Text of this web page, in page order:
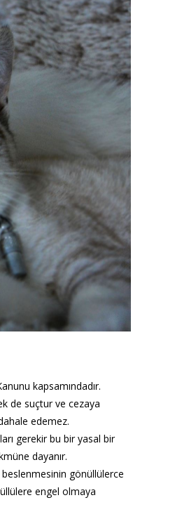
kapsamındadır.
de suçtur ve cezaya
edemez.
gerekir bu bir yasal bir
dayanır.
beslenmesinin gönüllülerce
engel olmaya